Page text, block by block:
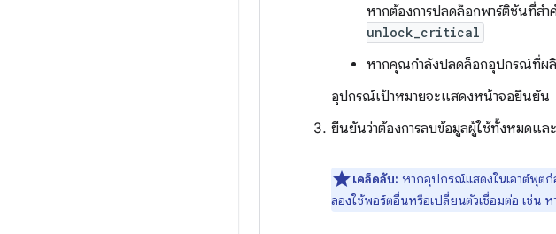
หากต้องการปลดล็อกพาร์ติชันที่ส
unlock_critical
หากคุณกำลังปลดล็อกอุปกรณ์ที่ผ
อุปกรณ์เป้าหมายจะแสดงหน้าจอยืนยัน
ยืนยันว่าต้องการลบข้อมูลผู้ใช้ทั้งหมดแ
เคล็ดลับ: หากอุปกรณ์แสดงในเอาต์พุต
ลองใช้พอร์ตอื่นหรือเปลี่ยนตัวเชื่อมต่อ เช่น